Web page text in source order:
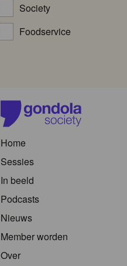
Society
Foodservice
Home
Sessies
In beeld
Podcasts
Nieuws
Member worden
Over